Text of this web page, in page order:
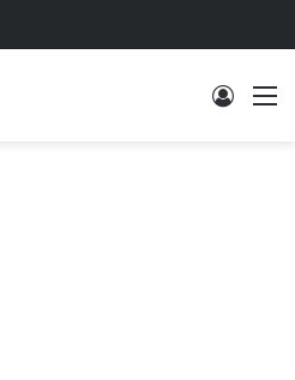
Log In